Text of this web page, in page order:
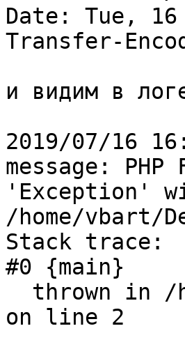
Date: Tue, 16
Transfer-
и видим в
2019/07/16
message:
'Exception'
/home/vbart/
Stack trace:
#0 {main}
on line 2